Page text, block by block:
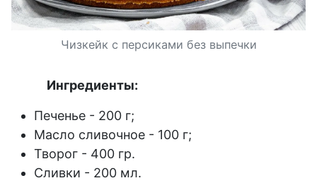
Чизкейк с персиками без выпечки
Ингредиенты:
Печенье - 200 г;
Масло сливочное - 100 г;
Творог - 400 гр.
Сливки - 200 мл.